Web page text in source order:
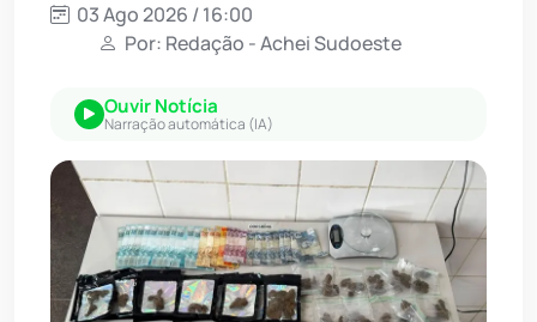
03 Ago 2026 / 16:00
Por: Redação - Achei Sudoeste
Ouvir Notícia
Narração automática (IA)